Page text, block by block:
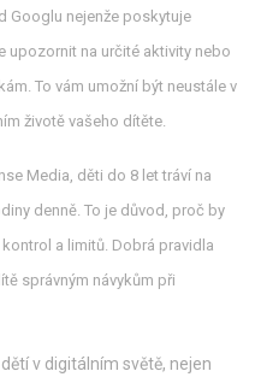
Googlu nejenže poskytuje
upozornit na určité aktivity nebo
To vám umožní být neustále v
životě vašeho dítěte.
Media, děti do 8 let tráví na
denně. To je důvod, proč by
a limitů. Dobrá pravidla
správným návykům při
v digitálním světě, nejen